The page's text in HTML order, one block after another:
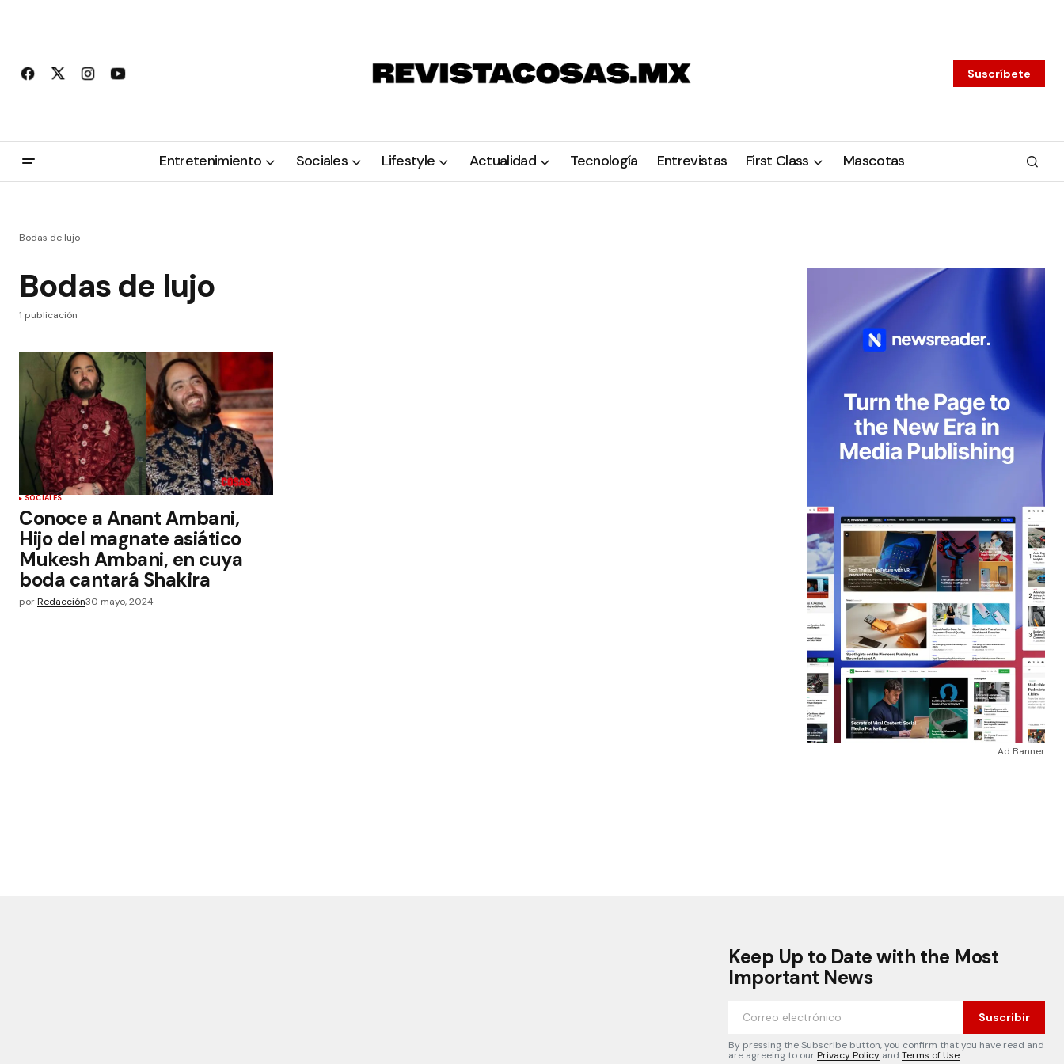
Suscríbete
Entretenimiento Sociales Lifestyle Actualidad Tecnología Entrevistas First Class Mascotas
Bodas de lujo
Bodas de lujo
1 publicación
SOCIALES
Conoce a Anant Ambani,
Hijo del magnate asiático
Mukesh Ambani, en cuya
boda cantará Shakira
porRedacción30 mayo, 2024
Ad Banner
Keep Up to Date with the Most
Important News
Suscribir
By pressing the Subscribe button, you confirm that you have read and
are agreeing to ourPrivacy Policy and Terms of Use